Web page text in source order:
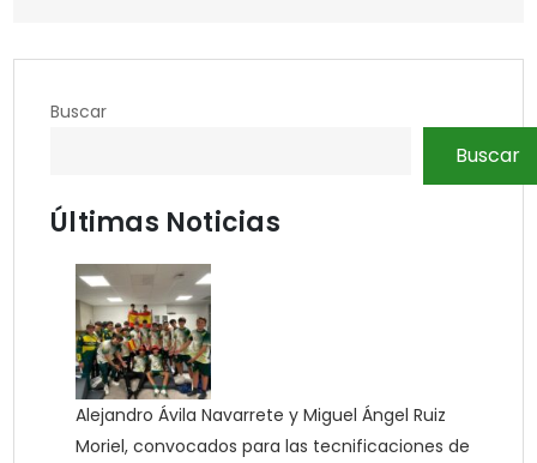
Buscar
Buscar
Últimas Noticias
Alejandro Ávila Navarrete y Miguel Ángel Ruiz
Moriel, convocados para las tecnificaciones de